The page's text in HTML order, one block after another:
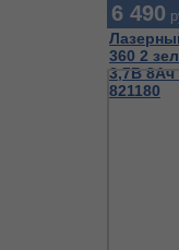
360 2
3,7В 8Ач
821180
6 490